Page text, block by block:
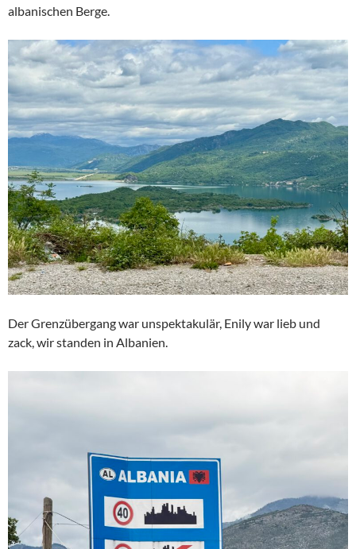
albanischen Berge.
Der Grenzübergang war unspektakulär, Enily war lieb und
zack, wir standen in Albanien.